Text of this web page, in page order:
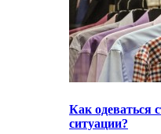
Как одеваться
ситуации?